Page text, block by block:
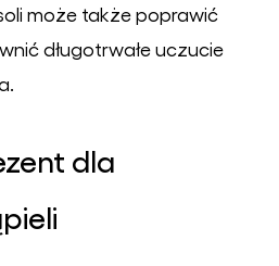
może także poprawić
długotrwałe uczucie
dla